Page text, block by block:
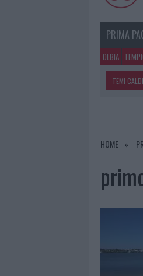
PRIMA
OLBIA
TEMI CALDI
7
7
HOME